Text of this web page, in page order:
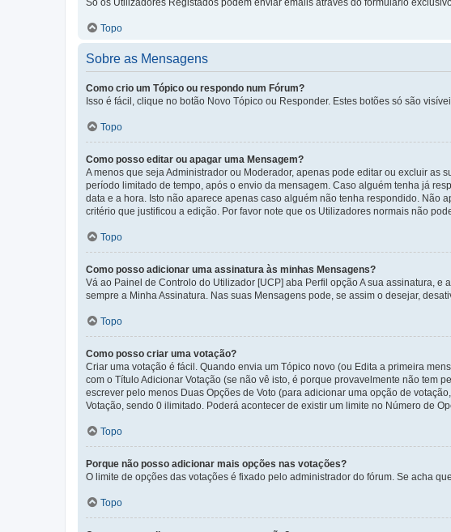
Topo
Sobre as Mensagens
Como crio um Tópico ou respondo num Fórum?
Isso é fácil, clique no botão Novo Tópico ou Responder. Estes botões só são
Topo
Como posso editar ou apagar uma Mensagem?
A menos que seja Administrador ou Moderador, apenas pode editar ou excluir
período limitado de tempo, após o envio da mensagem. Caso alguém tenha já
data e a hora. Isto não aparece apenas caso alguém não tenha respondido. Não
critério que justificou a edição. Por favor note que os Utilizadores normais não
Topo
Como posso adicionar uma assinatura às minhas Mensagens?
Vá ao Painel de Controlo do Utilizador [UCP] aba Perfil opção A sua assinatura,
sempre a Minha Assinatura. Nas suas Mensagens pode, se assim o desejar,
Topo
Como posso criar uma votação?
Criar uma votação é fácil. Quando envia um Tópico novo (ou Edita a primeira
com o Título Adicionar Votação (se não vê isto, é porque provavelmente não tem
escrever pelo menos Duas Opções de Voto (para adicionar uma opção de
Votação, sendo 0 ilimitado. Poderá acontecer de existir um limite no Número de
Topo
Porque não posso adicionar mais opções nas votações?
O limite de opções das votações é fixado pelo administrador do fórum. Se acha
Topo